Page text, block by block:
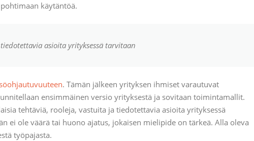
käytäntöä.
asioita yrityksessä tarvitaan
. Tämän jälkeen yrityksen ihmiset varautuvat
ensimmäinen versio yrityksestä ja sovitaan toimintamallit.
tehtäviä, rooleja, vastuita ja tiedotettavia asioita yrityksessä
ei ole väärä tai huono ajatus, jokaisen mielipide on tärkeä. Alla oleva
työpajasta.